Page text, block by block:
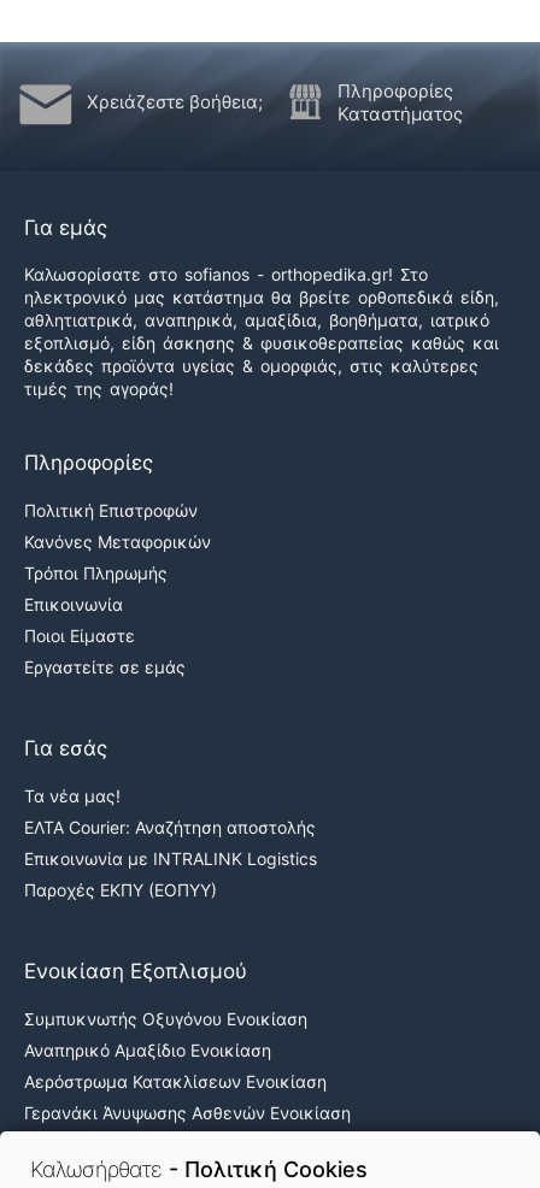
Καλωσήρθατε - Πολιτική Cookies
Χρειάζεστε βοήθεια;
Πληροφορίες
Καταστήματος
Για εμάς
Καλωσορίσατε στο sofianos - orthopedika.gr! Στο
ηλεκτρονικό μας κατάστημα θα βρείτε ορθοπεδικά είδη,
αθλητιατρικά, αναπηρικά, αμαξίδια, βοηθήματα, ιατρικό
εξοπλισμό, είδη άσκησης & φυσικοθεραπείας καθώς και
δεκάδες προϊόντα υγείας & ομορφιάς, στις καλύτερες
τιμές της αγοράς!
Πληροφορίες
Πολιτική Επιστροφών
Κανόνες Μεταφορικών
Τρόποι Πληρωμής
Επικοινωνία
Ποιοι Είμαστε
Εργαστείτε σε εμάς
Για εσάς
Τα νέα μας!
ΕΛΤΑ Courier: Αναζήτηση αποστολής
Επικοινωνία με INTRALINK Logistics
Παροχές ΕΚΠΥ (ΕΟΠΥΥ)
Ενοικίαση Εξοπλισμού
Συμπυκνωτής Οξυγόνου Ενοικίαση
Αναπηρικό Αμαξίδιο Ενοικίαση
Αερόστρωμα Κατακλίσεων Ενοικίαση
Γερανάκι Άνυψωσης Ασθενών Ενοικίαση